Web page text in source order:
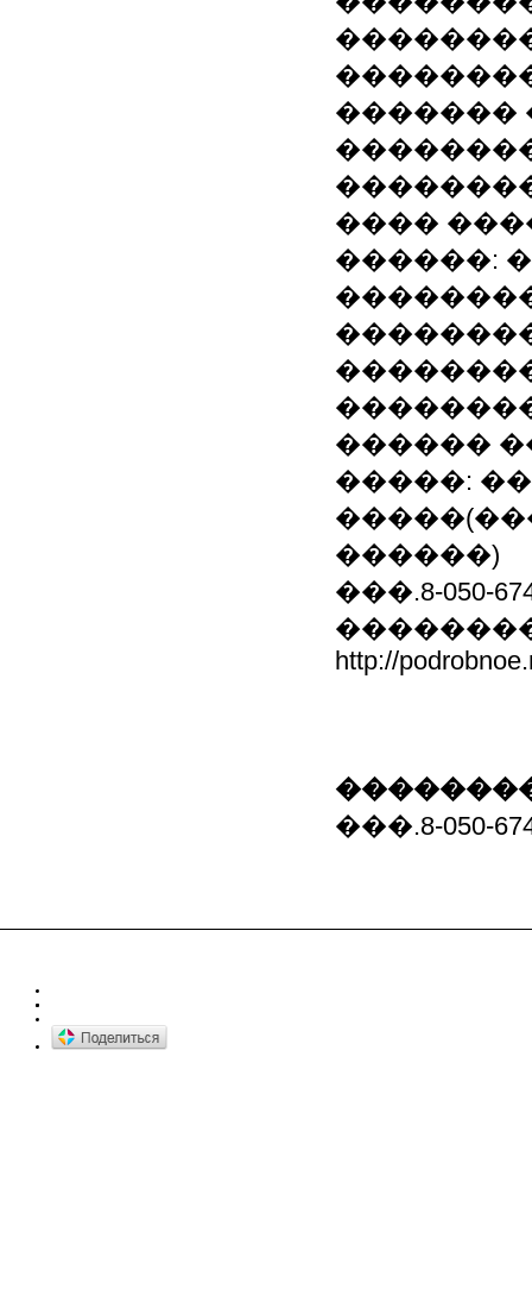
�������
����
������:
������
�����:
������)
���.8-050-
http://
���.8-050-